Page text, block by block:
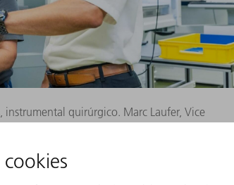
instrumental quirúrgico. Marc Laufer, Vice
los procesos de producción y luego